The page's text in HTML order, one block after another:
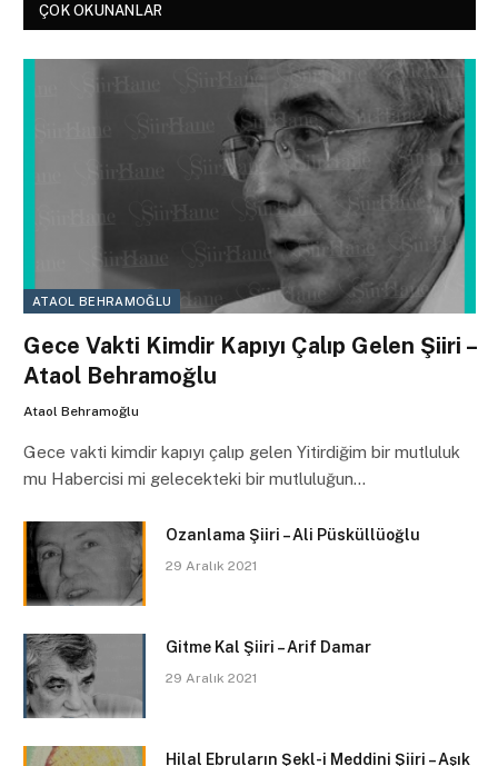
ÇOK OKUNANLAR
ATAOL BEHRAMOĞLU
Gece Vakti Kimdir Kapıyı Çalıp Gelen Şiiri –
Ataol Behramoğlu
Ataol Behramoğlu
Gece vakti kimdir kapıyı çalıp gelen Yitirdiğim bir mutluluk
mu Habercisi mi gelecekteki bir mutluluğun…
Ozanlama Şiiri – Ali Püsküllüoğlu
29 Aralık 2021
Gitme Kal Şiiri – Arif Damar
29 Aralık 2021
Hilal Ebruların Şekl-i Meddini Şiiri – Aşık